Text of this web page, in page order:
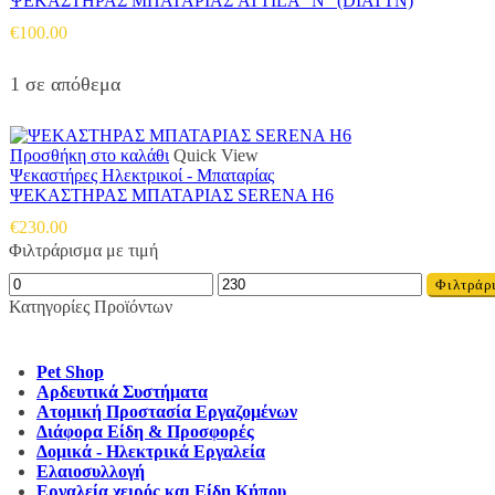
€100.00
1 σε απόθεμα
Προσθήκη στο καλάθι Quick View
Ψεκαστήρες Ηλεκτρικοί - Μπαταρίας
ΨΕΚΑΣΤΗΡΑΣ ΜΠΑΤΑΡIΑΣ SERENA H6
€230.00
Φιλτράρισμα με τιμή
Ελάχιστη
τιμή
Μέγιστη
τιμή
Κατηγορίες Προϊόντων
Pet Shop
Αρδευτικά Συστήματα
Ατομική Προστασία Εργαζομένων
Διάφορα Είδη & Προσφορές
Δομικά - Ηλεκτρικά Εργαλεία
Ελαιοσυλλογή
Εργαλεία χειρός και Είδη Κήπου